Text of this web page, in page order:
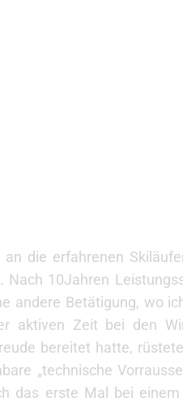
die erfahrenen
10Jahren
andere Betätigung, wo
aktiven Zeit bei den
bereitet hatte,
„technische
das erste Mal bei